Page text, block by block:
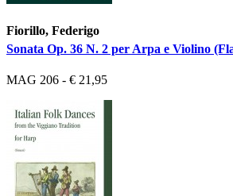
Fiorillo, Federigo
Sonata Op. 36 N. 2 per Arpa e Violino
MAG 206 - € 21,95